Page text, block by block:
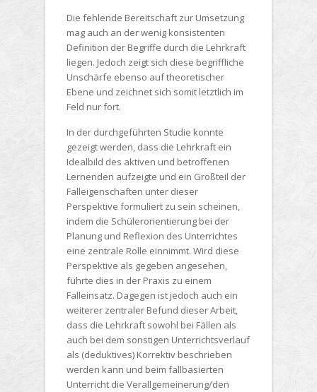
Die fehlende Bereitschaft zur Umsetzung
mag auch an der wenig konsistenten
Definition der Begriffe durch die Lehrkraft
liegen. Jedoch zeigt sich diese begriffliche
Unschärfe ebenso auf theoretischer
Ebene und zeichnet sich somit letztlich im
Feld nur fort.
In der durchgeführten Studie konnte
gezeigt werden, dass die Lehrkraft ein
Idealbild des aktiven und betroffenen
Lernenden aufzeigte und ein Großteil der
Falleigenschaften unter dieser
Perspektive formuliert zu sein scheinen,
indem die Schülerorientierung bei der
Planung und Reflexion des Unterrichtes
eine zentrale Rolle einnimmt. Wird diese
Perspektive als gegeben angesehen,
führte dies in der Praxis zu einem
Falleinsatz. Dagegen ist jedoch auch ein
weiterer zentraler Befund dieser Arbeit,
dass die Lehrkraft sowohl bei Fällen als
auch bei dem sonstigen Unterrichtsverlauf
als (deduktives) Korrektiv beschrieben
werden kann und beim fallbasierten
Unterricht die Verallgemeinerung/den